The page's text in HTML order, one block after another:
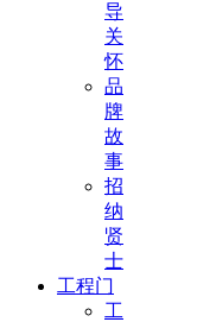
导
关
怀
品
牌
故
事
招
纳
贤
士
工程门
工